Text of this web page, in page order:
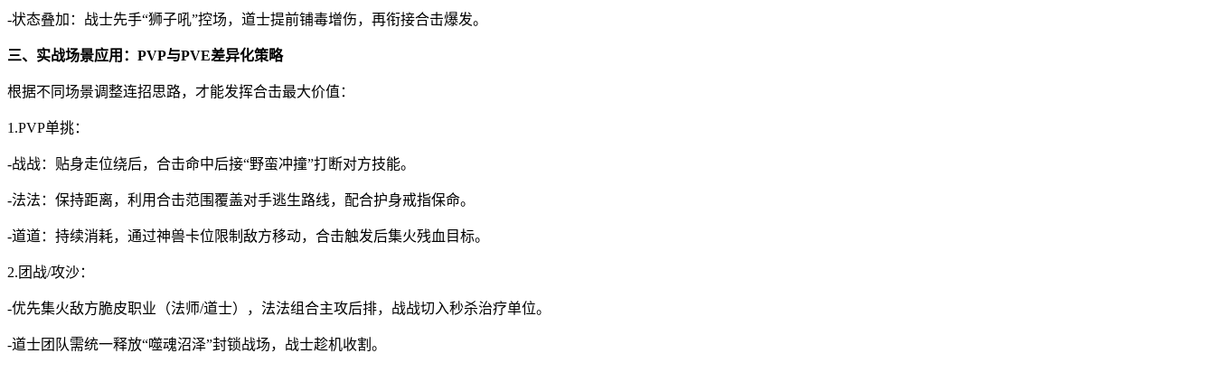
-状态叠加：战士先手“狮子吼”控场，道士提前铺毒增伤，再衔接合击爆发。
三、实战场景应用：PVP与PVE差异化策略
根据不同场景调整连招思路，才能发挥合击最大价值：
1.PVP单挑：
-战战：贴身走位绕后，合击命中后接“野蛮冲撞”打断对方技能。
-法法：保持距离，利用合击范围覆盖对手逃生路线，配合护身戒指保命。
-道道：持续消耗，通过神兽卡位限制敌方移动，合击触发后集火残血目标。
2.团战/攻沙：
-优先集火敌方脆皮职业（法师/道士），法法组合主攻后排，战战切入秒杀治疗单位。
-道士团队需统一释放“噬魂沼泽”封锁战场，战士趁机收割。